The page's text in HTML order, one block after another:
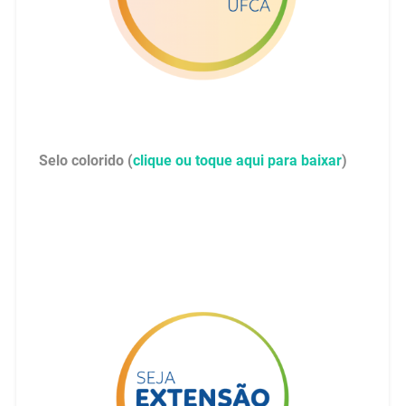
Selo colorido (clique ou toque aqui para baixar)